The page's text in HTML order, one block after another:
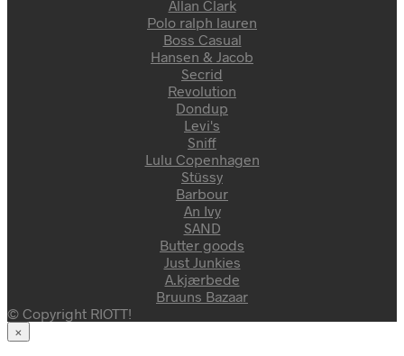
Allan Clark
Polo ralph lauren
Boss Casual
Hansen & Jacob
Secrid
Revolution
Dondup
Levi's
Sniff
Lulu Copenhagen
Stüssy
Barbour
An Ivy
SAND
Butter goods
Just Junkies
A.kjærbede
Bruuns Bazaar
© Copyright RIOTT!
×